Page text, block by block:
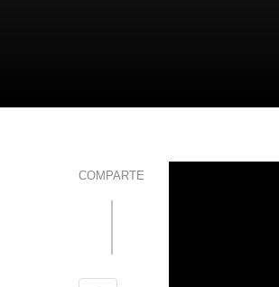
COMPARTE